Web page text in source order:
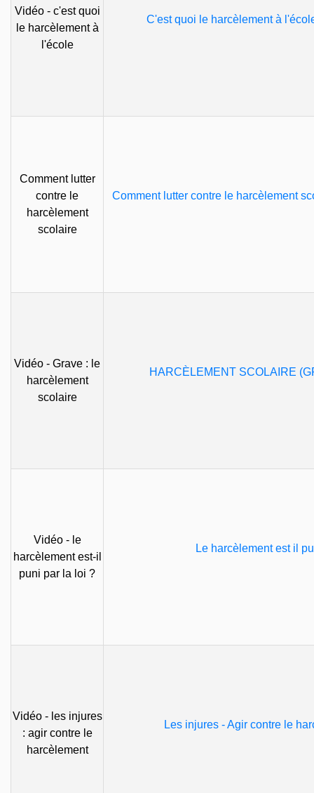
Vidéo - c'est quoi
le harcèlement à
l'école
C'est quoi le harcèlement à
Comment lutter
contre le
harcèlement
scolaire
Comment lutter contre le harcèlement
Vidéo - Grave : le
harcèlement
scolaire
HARCÈLEMENT SCOLAIRE
Vidéo - le
harcèlement est-il
puni par la loi ?
Le harcèlement est il
Vidéo - les injures
: agir contre le
harcèlement
Les injures - Agir contre le